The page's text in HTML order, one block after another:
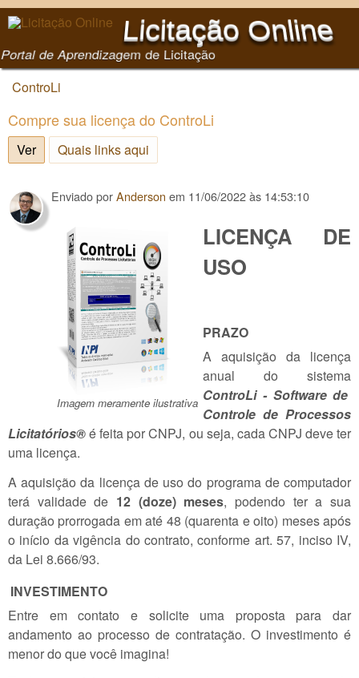
Pular para o conteúdo
principal
Licitação Online
Portal de Aprendizagem de Licitação
Você está aqui
ControLi
Compre sua licença do ControLi
Ver(aba ativa)
Quais links aqui
Enviado porAnderson em 11/06/2022 às 14:53:10
Imagem meramente ilustrativa
LICENÇA DE
USO
PRAZO
A aquisição da licença
anual do sistema
ControLi - Software de
Controle de Processos
Licitatórios®️é feita por CNPJ, ou seja, cada CNPJ deve ter
uma licença.
A aquisição da licença de uso do programa de computador
terá validade de 12 (doze) meses, podendo ter a sua
duração prorrogada em até 48 (quarenta e oito) meses após
o início da vigência do contrato, conforme art. 57, inciso IV,
da Lei 8.666/93.
INVESTIMENTO
Entre em contato e solicite uma proposta para dar
andamento ao processo de contratação. O investimento é
menor do que você imagina!